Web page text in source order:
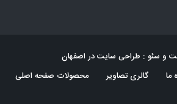
و سئو : طراحی سایت در اصفهان
ما گالری تصاویر محصولات صفحه اصلی